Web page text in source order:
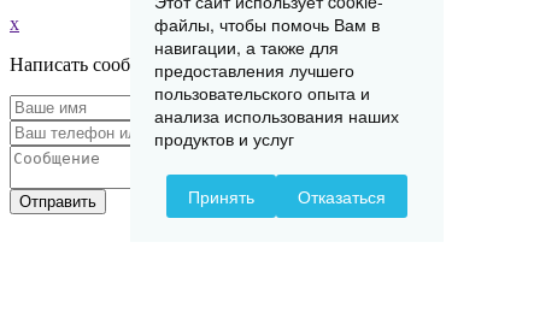
x
Написать сообщение
Отправить
файлы, чтобы помочь Вам в
навигации, а также для
предоставления лучшего
пользовательского опыта и
анализа использования наших
продуктов и услуг
Принять Отказаться